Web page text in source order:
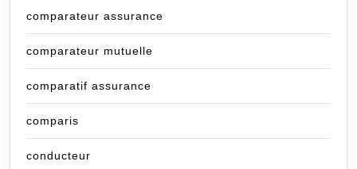
comparateur assurance
comparateur mutuelle
comparatif assurance
comparis
conducteur